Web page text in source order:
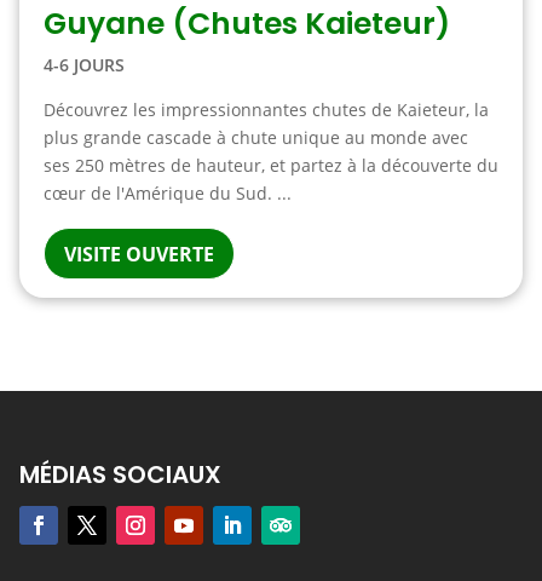
Guyane (Chutes Kaieteur)
4-6 JOURS
Découvrez les impressionnantes chutes de Kaieteur, la
plus grande cascade à chute unique au monde avec
ses 250 mètres de hauteur, et partez à la découverte du
cœur de l'Amérique du Sud. ...
VISITE OUVERTE
MÉDIAS SOCIAUX